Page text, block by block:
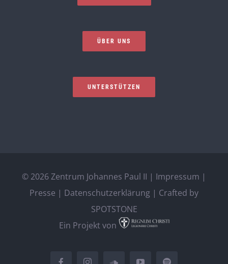
ÜBER UNS
UNTERSTÜTZEN
© 2026 Zentrum Johannes Paul II | Impressum |
Presse | Datenschutzerklärung | Crafted by
SPOTSTONE
Ein Projekt von